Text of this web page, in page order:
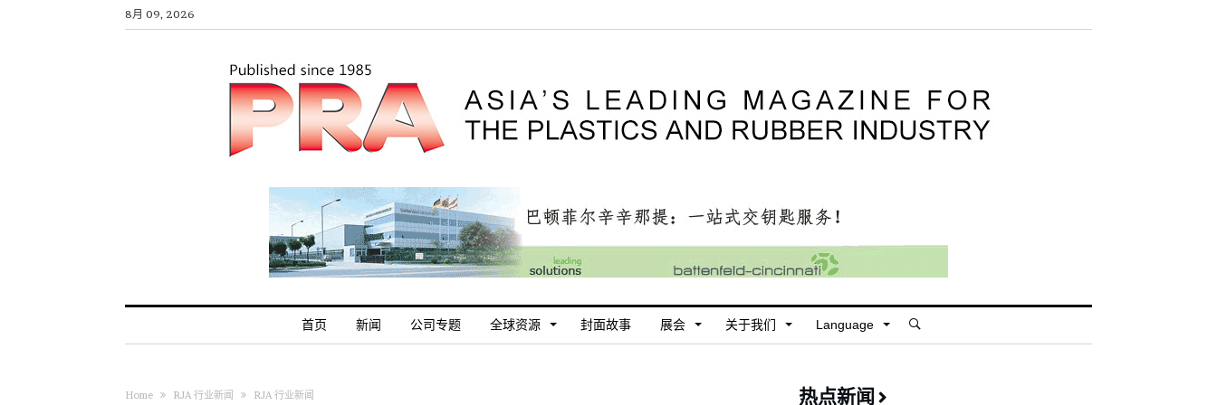
8月 09, 2026
首页 新闻 公司专题 全球资源 封面故事 展会 关于我们 Language
Home RJA 行业新闻 RJA 行业新闻 热点新闻